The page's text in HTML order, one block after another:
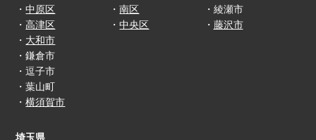
・中原区
・高津区
・南区
・中央区
・綾瀬市
・ 藤沢市
・ 大和市
・鎌倉市
・逗子市
・葉山町
・横須賀市
埼玉県